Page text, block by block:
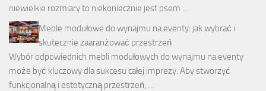
niewielkie rozmiary to niekoniecznie jest psem …
Meble modułowe do wynajmu na eventy: jak wybrać i
skutecznie zaaranżować przestrzeń
Wybór odpowiednich mebli modułowych do wynajmu na eventy
może być kluczowy dla sukcesu całej imprezy. Aby stworzyć
funkcjonalną i estetyczną przestrzeń, …